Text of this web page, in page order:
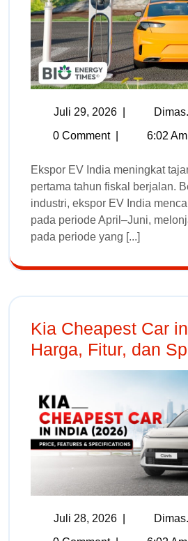
Juli 29, 2026
0 Comment
6:02 Am
Ekspor EV India meningkat tajam pada kuartal
pertama tahun fiskal berjalan.
industri, ekspor EV India
pada periode April–Juni,
pada periode yang [...]
Kia Cheapest Car
Harga, Fitur, dan
Juli 28, 2026